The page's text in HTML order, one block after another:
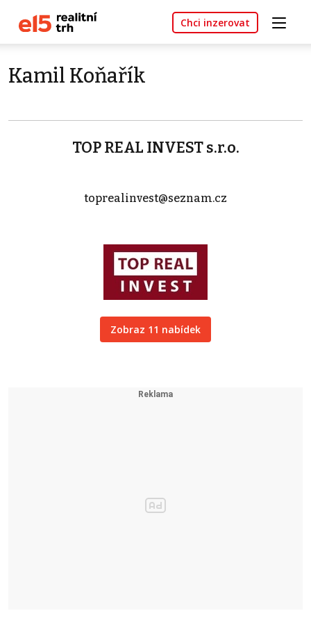
Chci inzerovat
Kamil Koňařík
TOP REAL INVEST s.r.o.
toprealinvest@seznam.cz
Zobraz 11 nabídek